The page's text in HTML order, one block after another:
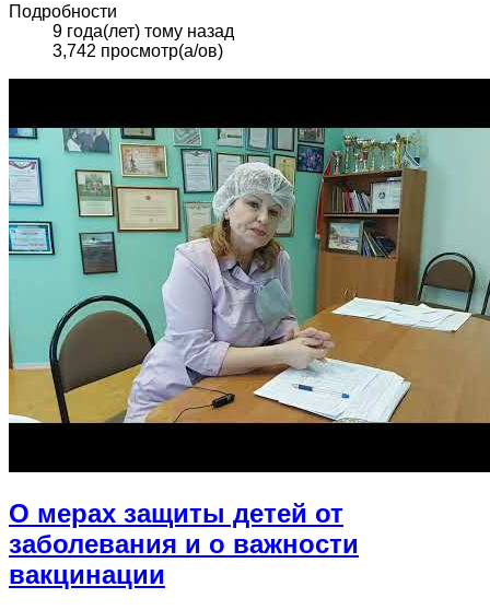
Подробности
9 года(лет) тому назад
3,742 просмотр(а/ов)
О мерах защиты детей от
заболевания и о важности
вакцинации